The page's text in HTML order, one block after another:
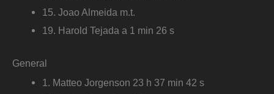
15. Joao Almeida m.t.
19. Harold Tejada a 1 min 26 s
General
1. Matteo Jorgenson 23 h 37 min 42 s